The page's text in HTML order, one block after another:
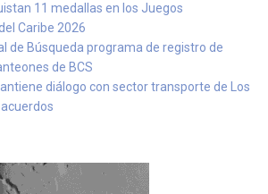
11 medallas en los Juegos
Caribe 2026
de Búsqueda programa de registro de
de BCS
diálogo con sector transporte de Los